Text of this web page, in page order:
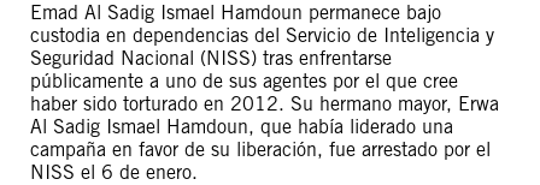
Emad Al Sadig Ismael Hamdoun permanece bajo
custodia en dependencias del Servicio de Inteligencia y
Seguridad Nacional (NISS) tras enfrentarse
públicamente a uno de sus agentes por el que cree
haber sido torturado en 2012. Su hermano mayor, Erwa
Al Sadig Ismael Hamdoun, que había liderado una
campaña en favor de su liberación, fue arrestado por el
NISS el 6 de enero.